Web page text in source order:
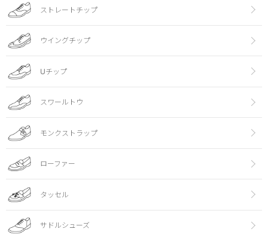
ストレートチップ
ウイングチップ
Uチップ
スワールトウ
モンクストラップ
ローファー
タッセル
サドルシューズ